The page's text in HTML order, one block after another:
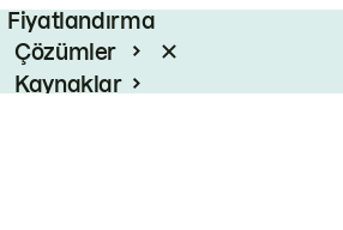
Fiyatlandırma
Çözümler
Kaynaklar